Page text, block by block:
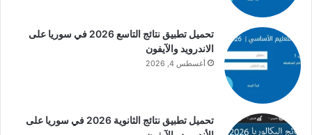
تحميل تطبيق نتائج التاسع 2026 في سوريا على
الاندرويد والآيفون
أغسطس 4, 2026
تحميل تطبيق نتائج الثانوية 2026 في سوريا على